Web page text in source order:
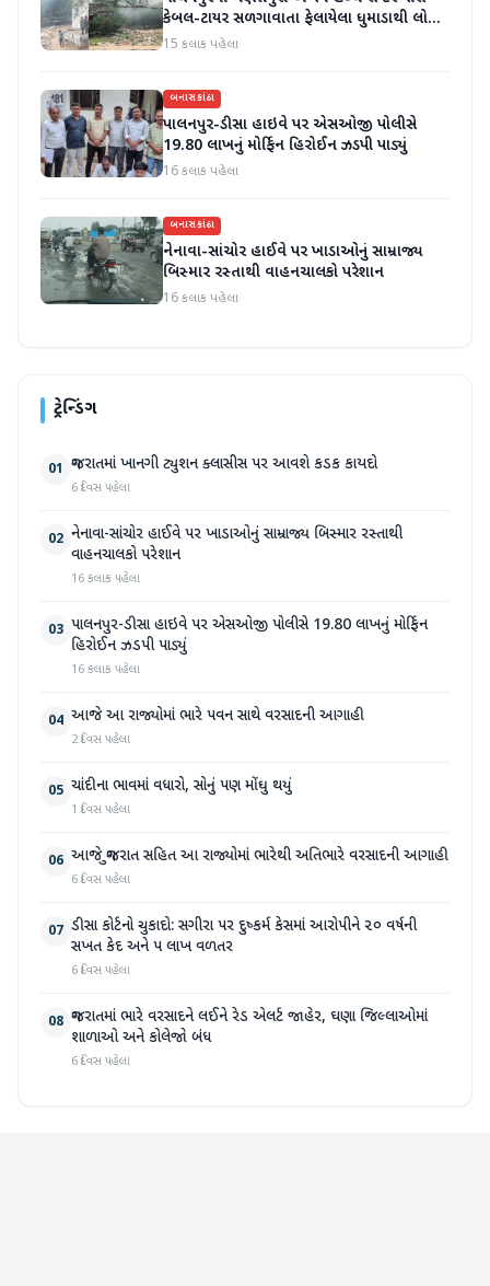
કેબલ-ટાયર સળગાવાતા ફેલાયેલા ધુમાડાથી લોકો
પરેશાન
15 કલાક પહેલા
બનાસકાંઠા
પાલનપુર-ડીસા હાઇવે પર એસઓજી પોલીસે
19.80 લાખનું મોર્ફિન હિરોઈન ઝડપી પાડ્યું
16 કલાક પહેલા
બનાસકાંઠા
નેનાવા-સાંચોર હાઈવે પર ખાડાઓનું સામ્રાજ્ય
બિસ્માર રસ્તાથી વાહનચાલકો પરેશાન
16 કલાક પહેલા
ટ્રેન્ડિંગ
01 ગુજરાતમાં ખાનગી ટ્યુશન ક્લાસીસ પર આવશે કડક કાયદો
6 દિવસ પહેલા
02 નેનાવા-સાંચોર હાઈવે પર ખાડાઓનું સામ્રાજ્ય બિસ્માર રસ્તાથી
વાહનચાલકો પરેશાન
16 કલાક પહેલા
03 પાલનપુર-ડીસા હાઇવે પર એસઓજી પોલીસે 19.80 લાખનું મોર્ફિન
હિરોઈન ઝડપી પાડ્યું
16 કલાક પહેલા
04 આજે આ રાજ્યોમાં ભારે પવન સાથે વરસાદની આગાહી
2 દિવસ પહેલા
05 ચાંદીના ભાવમાં વધારો, સોનું પણ મોંઘુ થયું
1 દિવસ પહેલા
06 આજે ગુજરાત સહિત આ રાજ્યોમાં ભારેથી અતિભારે વરસાદની આગાહી
6 દિવસ પહેલા
07 ડીસા કોર્ટનો ચુકાદો: સગીરા પર દુષ્કર્મ કેસમાં આરોપીને ૨૦ વર્ષની
સખત કેદ અને ૫ લાખ વળતર
6 દિવસ પહેલા
08 ગુજરાતમાં ભારે વરસાદને લઈને રેડ એલર્ટ જાહેર, ઘણા જિલ્લાઓમાં
શાળાઓ અને કોલેજો બંધ
6 દિવસ પહેલા